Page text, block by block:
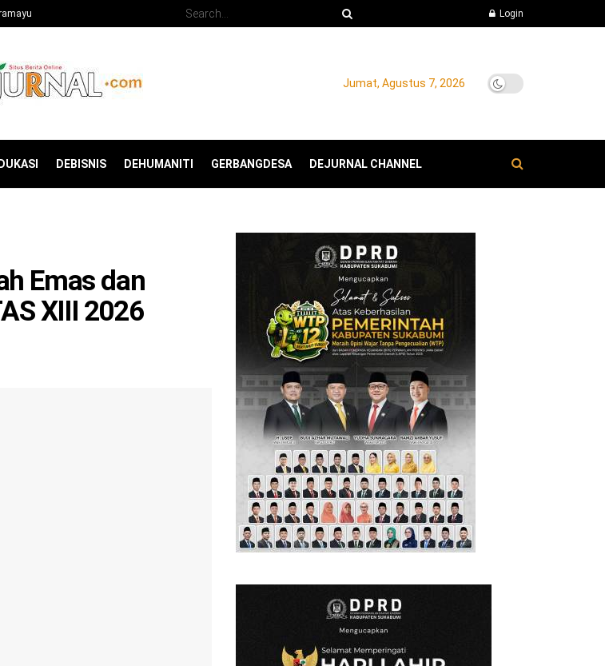
Login
Jumat, Agustus 7, 2026
DEBISNIS DEHUMANITI GERBANGDESA DEJURNAL CHANNEL
Emas dan
XIII 2026